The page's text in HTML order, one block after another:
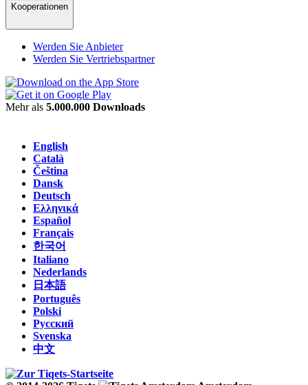
Kooperationen
Werden Sie Anbieter
Werden Sie Vertriebspartner
Mehr als 5.000.000 Downloads
English
Català
Čeština
Dansk
Deutsch
Ελληνικά
Español
Français
한국어
Italiano
Nederlands
日本語
Português
Polski
Русский
Svenska
中文